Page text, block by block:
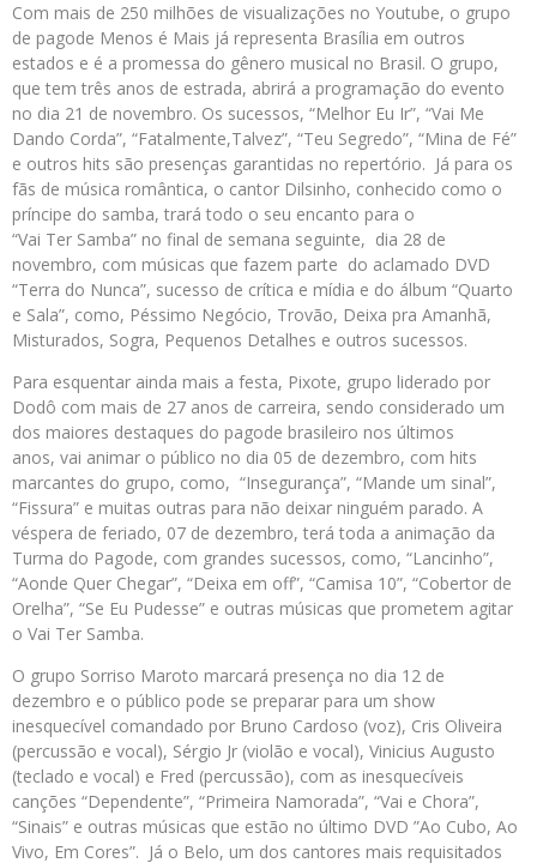
Com mais de 250 milhões de visualizações no Youtube, o grupo
de pagode Menos é Mais já representa Brasília em outros
estados e é a promessa do gênero musical no Brasil. O grupo,
que tem três anos de estrada, abrirá a programação do evento
no dia 21 de novembro. Os sucessos, “Melhor Eu Ir”, “Vai Me
Dando Corda”, “Fatalmente,Talvez”, “Teu Segredo”, “Mina de Fé”
e outros hits são presenças garantidas no repertório. Já para os
fãs de música romântica, o cantor Dilsinho, conhecido como o
príncipe do samba, trará todo o seu encanto para o
“Vai Ter Samba” no final de semana seguinte, dia 28 de
novembro, com músicas que fazem parte do aclamado DVD
“Terra do Nunca”, sucesso de crítica e mídia e do álbum “Quarto
e Sala”, como, Péssimo Negócio, Trovão, Deixa pra Amanhã,
Misturados, Sogra, Pequenos Detalhes e outros sucessos.
Para esquentar ainda mais a festa, Pixote, grupo liderado por
Dodô com mais de 27 anos de carreira, sendo considerado um
dos maiores destaques do pagode brasileiro nos últimos
anos, vai animar o público no dia 05 de dezembro, com hits
marcantes do grupo, como, “Insegurança”, “Mande um sinal”,
“Fissura” e muitas outras para não deixar ninguém parado. A
véspera de feriado, 07 de dezembro, terá toda a animação da
Turma do Pagode, com grandes sucessos, como, “Lancinho”,
“Aonde Quer Chegar”, “Deixa em off”, “Camisa 10”, “Cobertor de
Orelha”, “Se Eu Pudesse” e outras músicas que prometem agitar
o Vai Ter Samba.
O grupo Sorriso Maroto marcará presença no dia 12 de
dezembro e o público pode se preparar para um show
inesquecível comandado por Bruno Cardoso (voz), Cris Oliveira
(percussão e vocal), Sérgio Jr (violão e vocal), Vinicius Augusto
(teclado e vocal) e Fred (percussão), com as inesquecíveis
canções “Dependente”, “Primeira Namorada”, “Vai e Chora”,
“Sinais” e outras músicas que estão no último DVD ”Ao Cubo, Ao
Vivo, Em Cores”. Já o Belo, um dos cantores mais requisitados